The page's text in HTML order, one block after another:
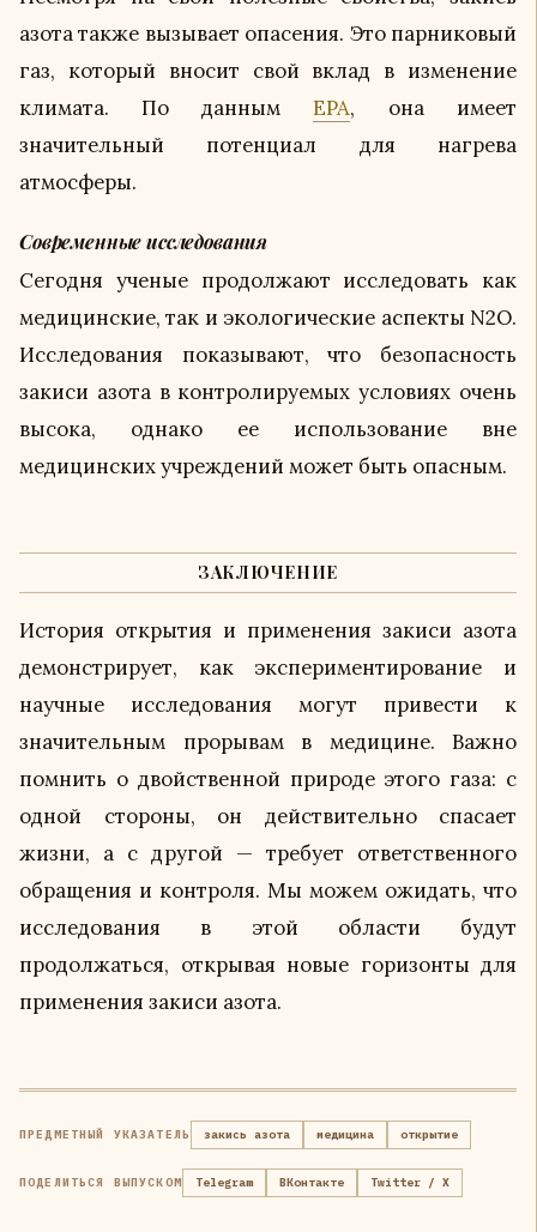
азота также вызывает опасения. Это парниковый
газ, который вносит свой вклад в изменение
климата. По данным EPA, она имеет
значительный потенциал для нагрева
атмосферы.
Современные исследования
Сегодня ученые продолжают исследовать как
медицинские, так и экологические аспекты N2O.
Исследования показывают, что безопасность
закиси азота в контролируемых условиях очень
высока, однако ее использование вне
медицинских учреждений может быть опасным.
ЗАКЛЮЧЕНИЕ
История открытия и применения закиси азота
демонстрирует, как экспериментирование и
научные исследования могут привести к
значительным прорывам в медицине. Важно
помнить о двойственной природе этого газа: с
одной стороны, он действительно спасает
жизни, а с другой — требует ответственного
обращения и контроля. Мы можем ожидать, что
исследования в этой области будут
продолжаться, открывая новые горизонты для
применения закиси азота.
ПРЕДМЕТНЫЙ УКАЗАТЕЛЬ закись азота медицина открытие
ПОДЕЛИТЬСЯ ВЫПУСКОМ Telegram ВКонтакте Twitter / X